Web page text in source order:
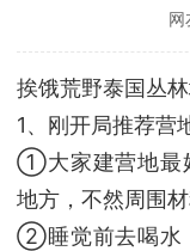
网
挨饿荒野泰国丛
1、刚开局推荐营
①大家建营地最
地方，不然周围材
②睡觉前去喝水